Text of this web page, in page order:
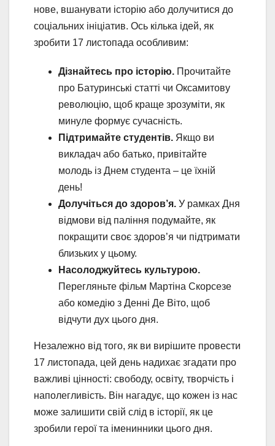
нове, вшанувати історію або долучитися до
соціальних ініціатив. Ось кілька ідей, як
зробити 17 листопада особливим:
Дізнайтесь про історію. Прочитайте
про Батуринські статті чи Оксамитову
революцію, щоб краще зрозуміти, як
минуле формує сучасність.
Підтримайте студентів. Якщо ви
викладач або батько, привітайте
молодь із Днем студента – це їхній
день!
Долучіться до здоров’я. У рамках Дня
відмови від паління подумайте, як
покращити своє здоров’я чи підтримати
близьких у цьому.
Насолоджуйтесь культурою.
Перегляньте фільм Мартіна Скорсезе
або комедію з Денні Де Віто, щоб
відчути дух цього дня.
Незалежно від того, як ви вирішите провести
17 листопада, цей день надихає згадати про
важливі цінності: свободу, освіту, творчість і
наполегливість. Він нагадує, що кожен із нас
може залишити свій слід в історії, як це
зробили герої та іменинники цього дня.